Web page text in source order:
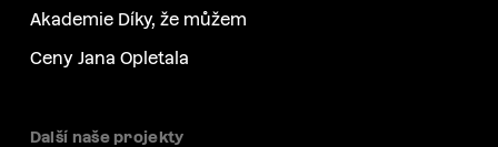
Akademie Díky, že můžem
Ceny Jana Opletala
Další naše projekty